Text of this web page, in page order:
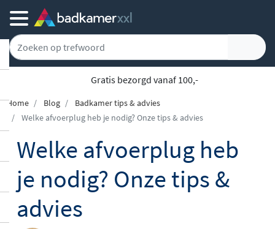
5779 klanten geven ons een 9.1
Home Blog
Badkamer tips & advies
Welke afvoerplug heb je nodig? Onze tips & advies
Welke afvoerplug heb
je nodig? Onze tips &
advies